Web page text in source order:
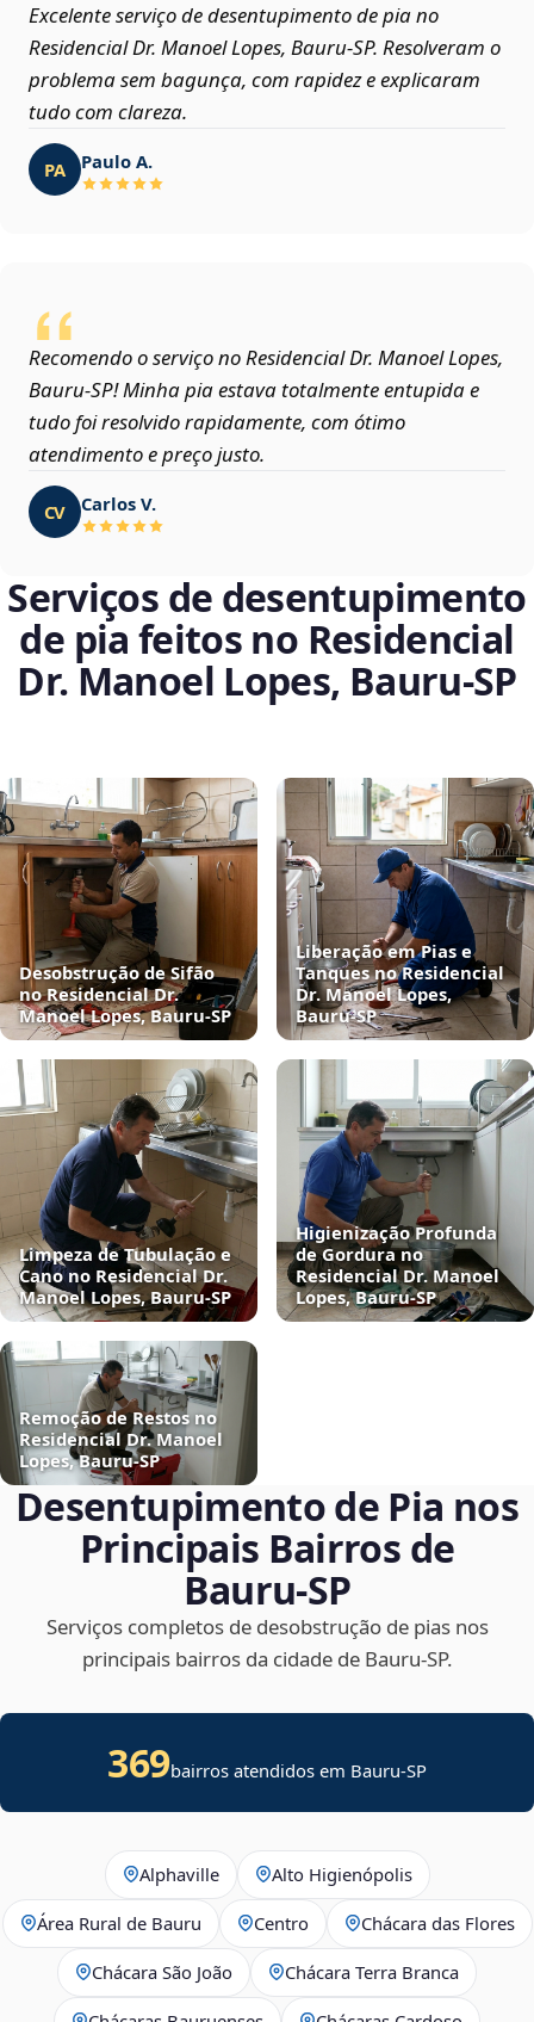
Excelente serviço de desentupimento de pia no
Residencial Dr. Manoel Lopes, Bauru‑SP. Resolveram o
problema sem bagunça, com rapidez e explicaram
tudo com clareza.
PA Paulo A.
Recomendo o serviço no Residencial Dr. Manoel Lopes,
Bauru‑SP! Minha pia estava totalmente entupida e
tudo foi resolvido rapidamente, com ótimo
atendimento e preço justo.
CV Carlos V.
Serviços de desentupimento
de pia feitos no Residencial
Dr. Manoel Lopes, Bauru‑SP
Desobstrução de Sifão
no Residencial Dr.
Manoel Lopes, Bauru‑SP
Liberação em Pias e
Tanques no Residencial
Dr. Manoel Lopes,
Bauru‑SP
Limpeza de Tubulação e
Cano no Residencial Dr.
Manoel Lopes, Bauru‑SP
Higienização Profunda
de Gordura no
Residencial Dr. Manoel
Lopes, Bauru‑SP
Remoção de Restos no
Residencial Dr. Manoel
Lopes, Bauru‑SP
Desentupimento de Pia nos
Principais Bairros de
Bauru‑SP
Serviços completos de desobstrução de pias nos
principais bairros da cidade de Bauru‑SP.
369bairros atendidos em Bauru-SP
Alphaville Alto Higienópolis
Área Rural de Bauru Centro Chácara das Flores
Chácara São João Chácara Terra Branca